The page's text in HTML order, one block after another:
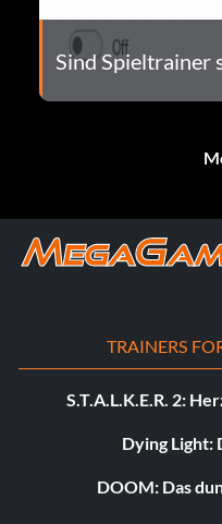
Sind Spieltrainer
TRAINERS
S.T.A.L.K.E.R. 2:
Dying Light:
DOOM: Das